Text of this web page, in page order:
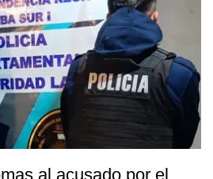
al acusado por el